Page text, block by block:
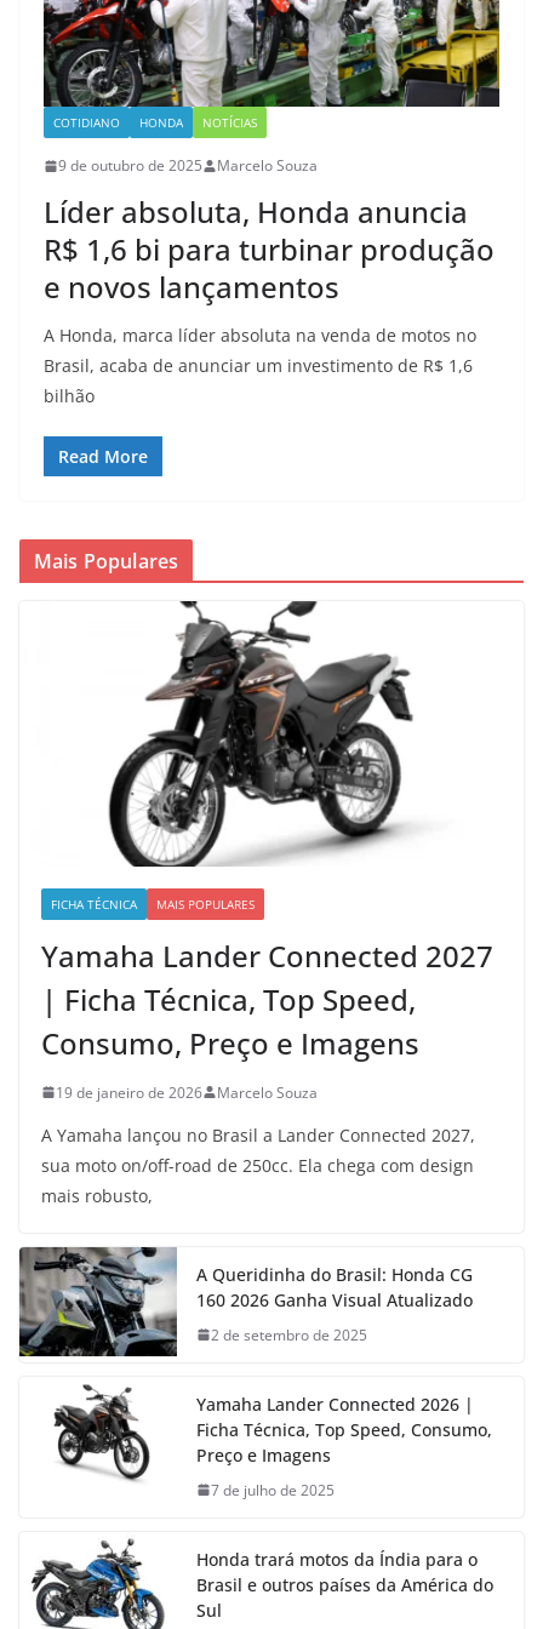
COTIDIANO HONDA NOTÍCIAS
9 de outubro de 2025 Marcelo Souza
Líder absoluta, Honda anuncia
R$ 1,6 bi para turbinar produção
e novos lançamentos
A Honda, marca líder absoluta na venda de motos no
Brasil, acaba de anunciar um investimento de R$ 1,6
bilhão
Read More
Mais Populares
FICHA TÉCNICA MAIS POPULARES
Yamaha Lander Connected 2027
| Ficha Técnica, Top Speed,
Consumo, Preço e Imagens
19 de janeiro de 2026 Marcelo Souza
A Yamaha lançou no Brasil a Lander Connected 2027,
sua moto on/off-road de 250cc. Ela chega com design
mais robusto,
A Queridinha do Brasil: Honda CG
160 2026 Ganha Visual Atualizado
2 de setembro de 2025
Yamaha Lander Connected 2026 |
Ficha Técnica, Top Speed, Consumo,
Preço e Imagens
7 de julho de 2025
Honda trará motos da Índia para o
Brasil e outros países da América do
Sul